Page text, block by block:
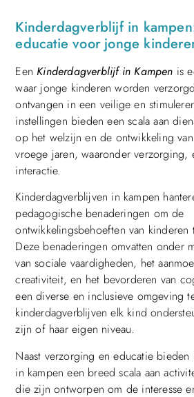
Kinderdagverblijf in
educatie voor jonge
EenKinderdagverblijf in Kampen is
waar jonge kinderen worden
ontvangen in een veilige en
instellingen bieden een scala aan
op het welzijn en de ontwikkeling
vroege jaren, waaronder verzorging,
interactie.
Kinderdagverblijven in kampen
pedagogische benaderingen om de
ontwikkelingsbehoeften van kinderen
Deze benaderingen omvatten onder
van sociale vaardigheden, het
creativiteit, en het bevorderen van
een diverse en inclusieve omgeving
kinderdagverblijven elk kind
zijn of haar eigen niveau.
Naast verzorging en educatie bieden
in kampen een breed scala aan
die zijn ontworpen om de interesse